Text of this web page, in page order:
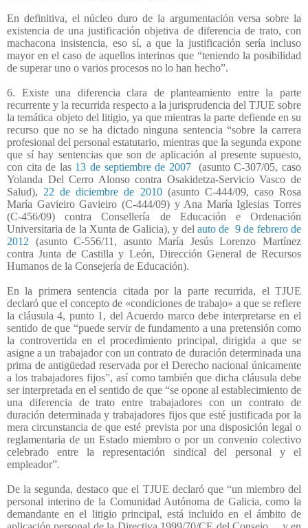
En definitiva, el núcleo duro de la argumentación versa sobre la
existencia de una justificación objetiva de diferencia de trato, con
machacona insistencia, eso sí, a que la justificación sería incluso
mayor en el caso de aquellos interinos que “teniendo la posibilidad
de superar uno o varios procesos no lo han hecho”.
6. Existe una diferencia clara de planteamiento entre la parte
recurrente y la recurrida respecto a la jurisprudencia del TJUE sobre
la temática objeto del litigio, ya que mientras la parte defiende en su
recurso que no se ha dictado ninguna sentencia “sobre la carrera
profesional del personal estatutario, mientras que la segunda expone
que sí hay sentencias que son de aplicación al presente supuesto,
con cita de las 13 de septiembre de 2007
(asunto C-307/05, caso
Yolanda Del Cerro Alonso contra Osakidetza-Servicio Vasco de
Salud), 22 de diciembre de 2010(asunto C-444/09, caso Rosa
María Gavieiro Gavieiro (C-444/09) y Ana María Iglesias Torres
(C-456/09) contra Consellería de Educación e Ordenación
Universitaria de la Xunta de Galicia), y del auto de 9 de febrero de
2012 (asunto C-556/11, asunto María Jesús Lorenzo Martínez
contra Junta de Castilla y León, Dirección General de Recursos
Humanos de la Consejería de Educación).
En la primera sentencia citada por la parte recurrida, el TJUE
declaró que el concepto de «condiciones de trabajo» a que se refiere
la cláusula 4, punto 1, del Acuerdo marco debe interpretarse en el
sentido de que “puede servir de fundamento a una pretensión como
la controvertida en el procedimiento principal, dirigida a que se
asigne a un trabajador con un contrato de duración determinada una
prima de antigüedad reservada por el Derecho nacional únicamente
a los trabajadores fijos”, así como también que dicha cláusula debe
ser interpretada en el sentido de que “se opone al establecimiento de
una diferencia de trato entre trabajadores con un contrato de
duración determinada y trabajadores fijos que esté justificada por la
mera circunstancia de que esté prevista por una disposición legal o
reglamentaria de un Estado miembro o por un convenio colectivo
celebrado entre la representación sindical del personal y el
empleador”.
De la segunda, destaco que el TJUE declaró que “un miembro del
personal interino de la Comunidad Autónoma de Galicia, como la
demandante en el litigio principal, está incluido en el ámbito de